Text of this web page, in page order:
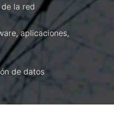
la red
aplicaciones,
de datos